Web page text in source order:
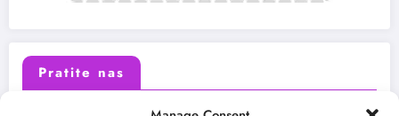
Pratite nas